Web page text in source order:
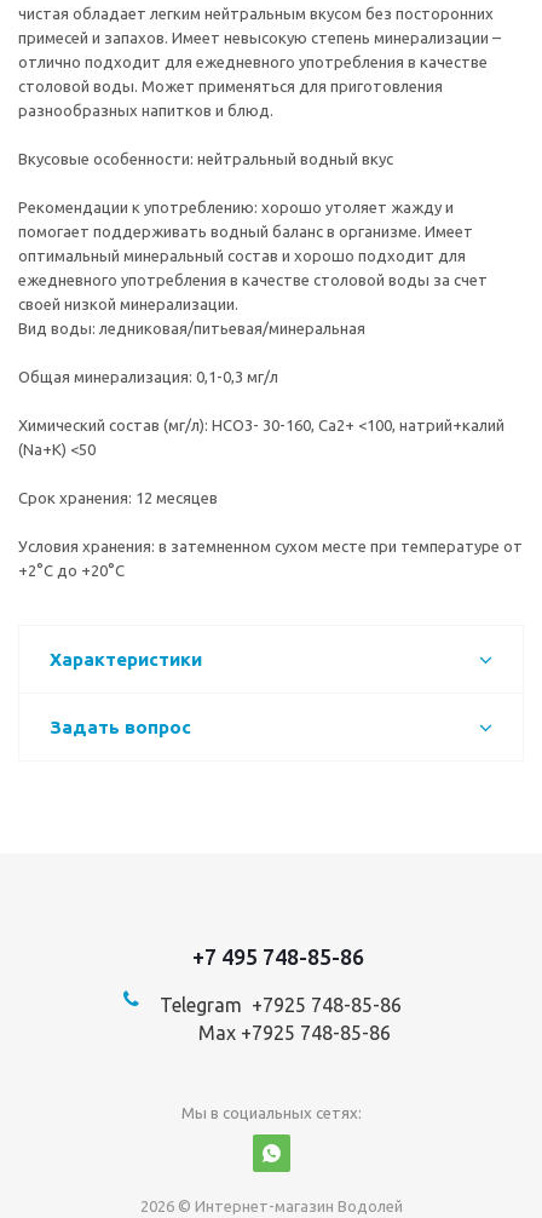
чистая обладает легким нейтральным вкусом без посторонних
примесей и запахов. Имеет невысокую степень минерализации –
отлично подходит для ежедневного употребления в качестве
столовой воды. Может применяться для приготовления
разнообразных напитков и блюд.
Вкусовые особенности: нейтральный водный вкус
Рекомендации к употреблению: хорошо утоляет жажду и
помогает поддерживать водный баланс в организме. Имеет
оптимальный минеральный состав и хорошо подходит для
ежедневного употребления в качестве столовой воды за счет
своей низкой минерализации.
Вид воды: ледниковая/питьевая/минеральная
Общая минерализация: 0,1-0,3 мг/л
Химический состав (мг/л): HCO3- 30-160, Ca2+ <100, натрий+калий
(Na+K) <50
Срок хранения: 12 месяцев
Условия хранения: в затемненном сухом месте при температуре от
+2°C до +20°C
Характеристики
Задать вопрос
+7 495 748-85-86
Telegram +7925 748-85-86
Max +7925 748-85-86
Мы в социальных сетях:
2026 © Интернет-магазин Водолей